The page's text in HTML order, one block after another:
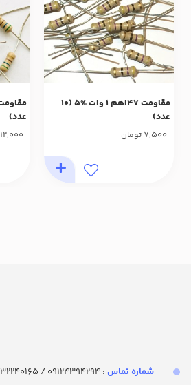
مقاومت 47اهم 1 وات %5 (10
عدد)
7,500تومان
عدد)
12,000
شماره تماس‌ : 09124394294 / 02632240165 / 02634496576